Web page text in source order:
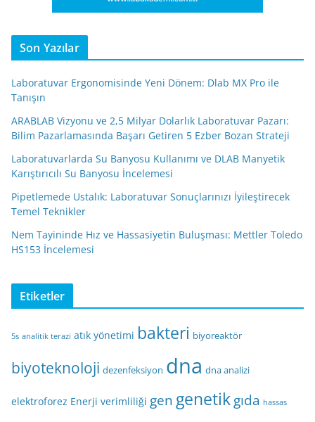
Son Yazılar
Laboratuvar Ergonomisinde Yeni Dönem: Dlab MX Pro ile
Tanışın
ARABLAB Vizyonu ve 2,5 Milyar Dolarlık Laboratuvar Pazarı:
Bilim Pazarlamasında Başarı Getiren 5 Ezber Bozan Strateji
Laboratuvarlarda Su Banyosu Kullanımı ve DLAB Manyetik
Karıştırıcılı Su Banyosu İncelemesi
Pipetlemede Ustalık: Laboratuvar Sonuçlarınızı İyileştirecek
Temel Teknikler
Nem Tayininde Hız ve Hassasiyetin Buluşması: Mettler Toledo
HS153 İncelemesi
Etiketler
5s analitik terazi atık yönetimi bakteri biyoreaktör
biyoteknoloji dezenfeksiyon dna dna analizi
elektroforez Enerji verimliliği gen genetikgıda hassas